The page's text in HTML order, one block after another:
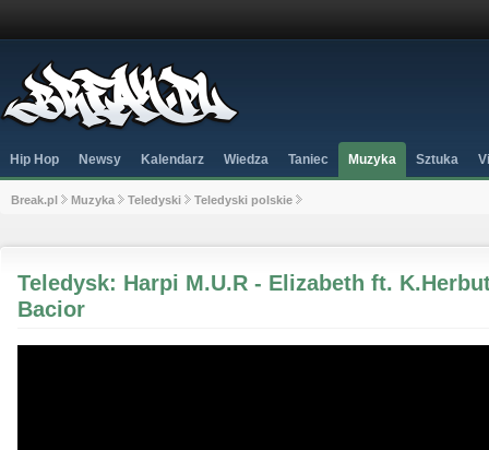
Hip Hop Newsy Kalendarz Wiedza Taniec Muzyka Sztuka
Break.pl Muzyka Teledyski Teledyski polskie
Teledysk: Harpi M.U.R - Elizabeth ft.
Bacior